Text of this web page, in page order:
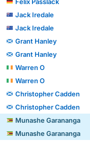
Jack Iredale
Jack Iredale
Grant Hanley
Grant Hanley
Warren O
Warren O
Christopher Cadden
Christopher Cadden
Munashe Garananga
Munashe Garananga